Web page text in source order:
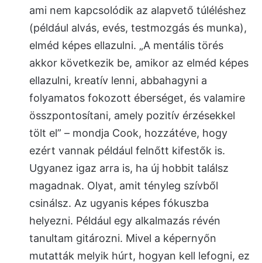
ami nem kapcsolódik az alapvető túléléshez
(például alvás, evés, testmozgás és munka),
elméd képes ellazulni. „A mentális törés
akkor következik be, amikor az elméd képes
ellazulni, kreatív lenni, abbahagyni a
folyamatos fokozott éberséget, és valamire
összpontosítani, amely pozitív érzésekkel
tölt el” – mondja Cook, hozzátéve, hogy
ezért vannak például felnőtt kifestők is.
Ugyanez igaz arra is, ha új hobbit találsz
magadnak. Olyat, amit tényleg szívből
csinálsz. Az ugyanis képes fókuszba
helyezni. Például egy alkalmazás révén
tanultam gitározni. Mivel a képernyőn
mutatták melyik húrt, hogyan kell lefogni, ez